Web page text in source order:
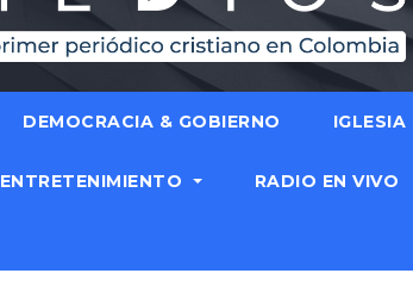
DEMOCRACIA & GOBIERNO IGLESIA
ENTRETENIMIENTO RADIO EN VIVO